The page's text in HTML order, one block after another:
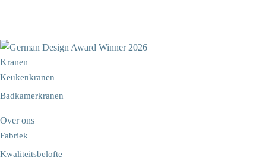
Kranen
Keukenkranen
Badkamerkranen
Over ons
Fabriek
Kwaliteitsbelofte